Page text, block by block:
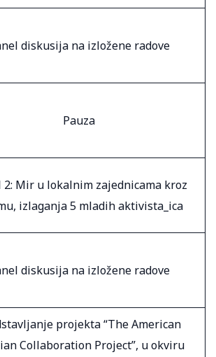
diskusija na izložene radove
Pauza
2: Mir u lokalnim zajednicama kroz
izlaganja 5 mladih aktivista_ica
diskusija na izložene radove
projekta “The American
Collaboration Project”, u okviru